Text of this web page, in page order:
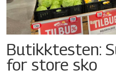
Butikktesten:
for store sko